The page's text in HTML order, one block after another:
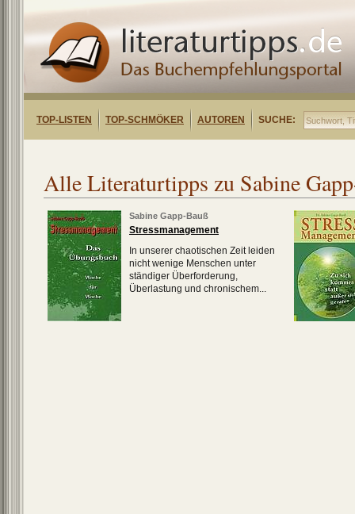
TOP-LISTEN TOP-SCHMÖKER AUTOREN SUCHE:
Alle Literaturtipps zu Sabine
Sabine Gapp-Bauß
Stressmanagement
In unserer chaotischen Zeit leiden
nicht wenige Menschen unter
ständiger Überforderung,
Überlastung und chronischem...